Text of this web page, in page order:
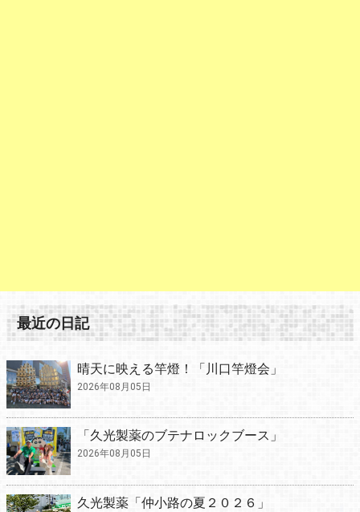
最近の日記
晴天に映える竿燈！「川口竿燈会」
2026年08月05日
「久光製薬のブテナロックブース」
2026年08月05日
久光製薬「仲小路の夏２０２６」